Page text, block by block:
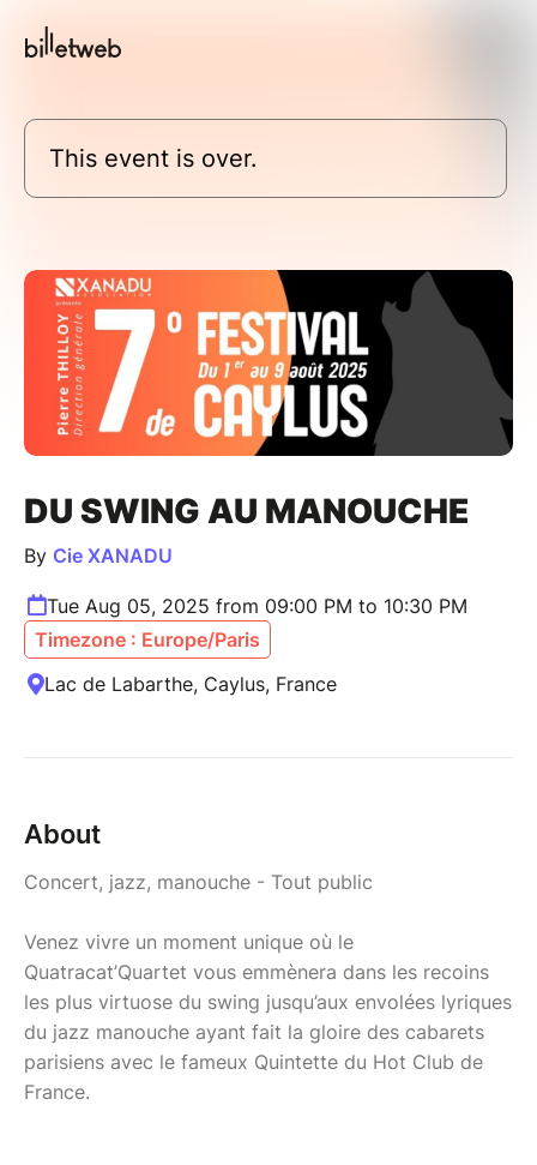
This event is over.
DU SWING AU MANOUCHE
By Cie XANADU
Tue Aug 05, 2025 from 09:00 PM to 10:30 PM
Timezone : Europe/Paris
Lac de Labarthe, Caylus, France
About
Concert, jazz, manouche - Tout public
Venez vivre un moment unique où le
Quatracat’Quartet vous emmènera dans les recoins
les plus virtuose du swing jusqu’aux envolées lyriques
du jazz manouche ayant fait la gloire des cabarets
parisiens avec le fameux Quintette du Hot Club de
France.